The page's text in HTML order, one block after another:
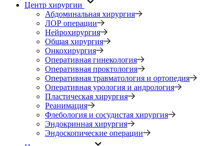
Центр хирургии
Абдоминальная хирургия
ЛОР операции
Нейрохирургия
Общая хирургия
Онкохирургия
Оперативная гинекология
Оперативная проктология
Оперативная травматология и ортопедия
Оперативная урология и андрология
Пластическая хирургия
Реанимация
Флебология и сосудистая хирургия
Эндокринная хирургия
Эндоскопические операции